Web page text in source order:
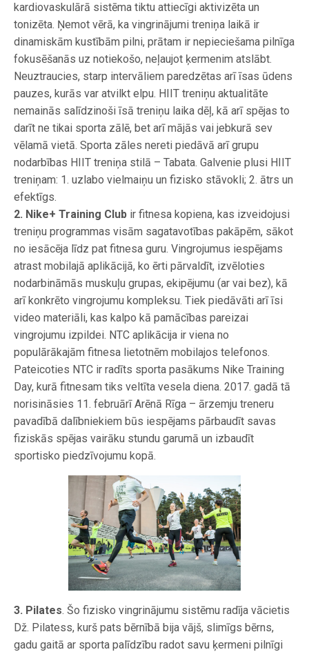
kardiovaskulārā sistēma tiktu attiecīgi aktivizēta un
tonizēta. Ņemot vērā, ka vingrinājumi treniņa laikā ir
dinamiskām kustībām pilni, prātam ir nepieciešama pilnīga
fokusēšanās uz notiekošo, neļaujot ķermenim atslābt.
Neuztraucies, starp intervāliem paredzētas arī īsas ūdens
pauzes, kurās var atvilkt elpu. HIIT treniņu aktualitāte
nemainās salīdzinoši īsā treniņu laika dēļ, kā arī spējas to
darīt ne tikai sporta zālē, bet arī mājās vai jebkurā sev
vēlamā vietā. Sporta zāles nereti piedāvā arī grupu
nodarbības HIIT treniņa stilā – Tabata. Galvenie plusi HIIT
treniņam: 1. uzlabo vielmaiņu un fizisko stāvokli; 2. ātrs un
efektīgs.
2. Nike+ Training Club ir fitnesa kopiena, kas izveidojusi
treniņu programmas visām sagatavotības pakāpēm, sākot
no iesācēja līdz pat fitnesa guru. Vingrojumus iespējams
atrast mobilajā aplikācijā, ko ērti pārvaldīt, izvēloties
nodarbināmās muskuļu grupas, ekipējumu (ar vai bez), kā
arī konkrēto vingrojumu kompleksu. Tiek piedāvāti arī īsi
video materiāli, kas kalpo kā pamācības pareizai
vingrojumu izpildei. NTC aplikācija ir viena no
populārākajām fitnesa lietotnēm mobilajos telefonos.
Pateicoties NTC ir radīts sporta pasākums Nike Training
Day, kurā fitnesam tiks veltīta vesela diena. 2017. gadā tā
norisināsies 11. februārī Arēnā Rīga – ārzemju treneru
pavadībā dalībniekiem būs iespējams pārbaudīt savas
fiziskās spējas vairāku stundu garumā un izbaudīt
sportisko piedzīvojumu kopā.
3. Pilates. Šo fizisko vingrinājumu sistēmu radīja vācietis
Dž. Pilatess, kurš pats bērnībā bija vājš, slimīgs bērns,
gadu gaitā ar sporta palīdzību radot savu ķermeni pilnīgi